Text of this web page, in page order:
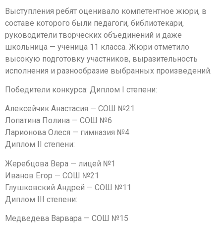
Выступления ребят оценивало компетентное жюри, в
составе которого были педагоги, библиотекари,
руководители творческих объединений и даже
школьница — ученица 11 класса. Жюри отметило
высокую подготовку участников, выразительность
исполнения и разнообразие выбранных произведений.
Победители конкурса: Диплом I степени:
Алексейчик Анастасия — СОШ №21
Лопатина Полина — СОШ №6
Ларионова Олеся — гимназия №4
Диплом II степени:
Жеребцова Вера — лицей №1
Иванов Егор — СОШ №21
Глушковский Андрей — СОШ №11
Диплом III степени:
Медведева Варвара — СОШ №15